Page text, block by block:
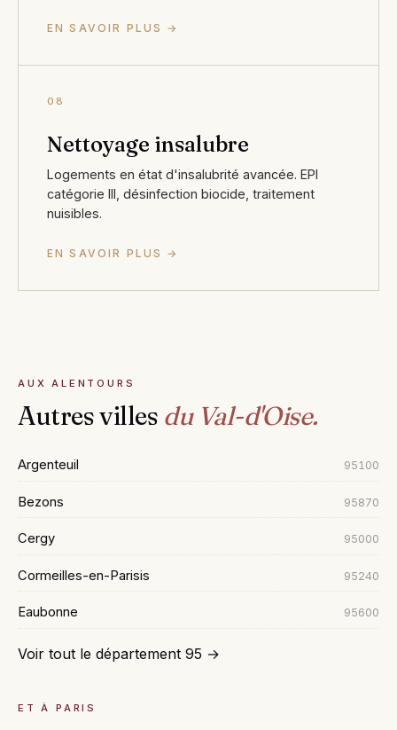
EN SAVOIR PLUS →
08
Nettoyage insalubre
Logements en état d'insalubrité avancée. EPI
catégorie III, désinfection biocide, traitement
nuisibles.
EN SAVOIR PLUS →
AUX ALENTOURS
Autres villes du Val-d'Oise.
Argenteuil 95100
Bezons 95870
Cergy 95000
Cormeilles-en-Parisis 95240
Eaubonne 95600
Voir tout le département 95 →
ET À PARIS